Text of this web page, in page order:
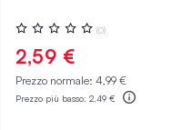
Valutazione:
0%
(0)
2,59 €
Prezzo normale: 4,99 €
Prezzo più basso: 2,49 €